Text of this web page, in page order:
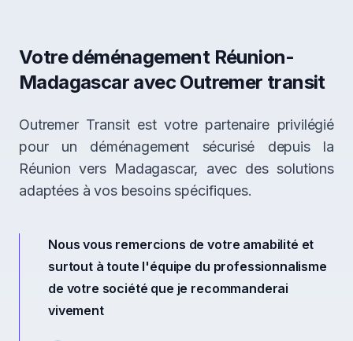
Votre déménagement Réunion-
Madagascar avec Outremer transit
Outremer Transit est votre partenaire privilégié
pour un déménagement sécurisé depuis la
Réunion vers Madagascar, avec des solutions
adaptées à vos besoins spécifiques.
Nous vous remercions de votre amabilité et
surtout à toute l'équipe du professionnalisme
de votre société que je recommanderai
vivement